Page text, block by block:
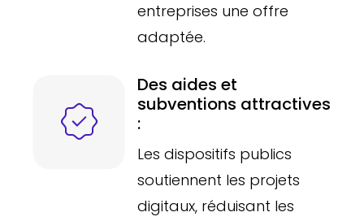
entreprises une offre
adaptée.
Des aides et
subventions attractives
:
Les dispositifs publics
soutiennent les projets
digitaux, réduisant les